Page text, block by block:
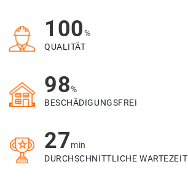
100%
QUALITÄT
98%
BESCHÄDIGUNGSFREI
27min
DURCHSCHNITTLICHE WARTEZEIT